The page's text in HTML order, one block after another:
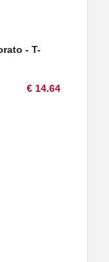
- T-
€ 14.64